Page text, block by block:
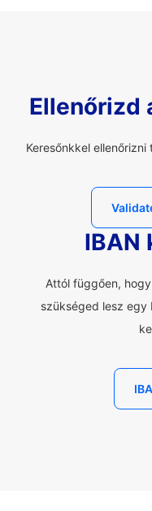
Ellenőrizd
Keresőnkkel
IBAN
Attól függően,
szükséged lesz egy